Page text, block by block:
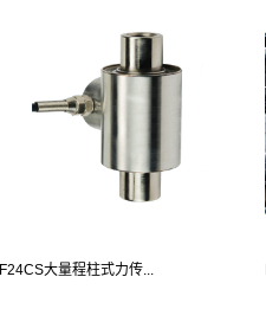
F24CS大量程柱式力传...